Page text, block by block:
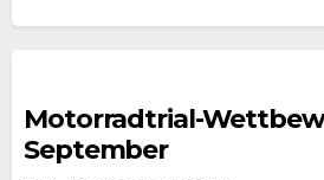
Motorradtrial-
September